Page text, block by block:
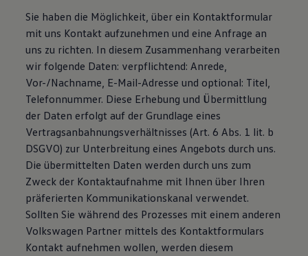
Bulli Magazin
Fahrzeugabholung ab Werk
Uptime
Sie haben die Möglichkeit, über ein Kontaktformular
mit uns Kontakt aufzunehmen und eine Anfrage an
uns zu richten. In diesem Zusammenhang verarbeiten
wir folgende Daten: verpflichtend: Anrede,
Vor-/Nachname, E-Mail-Adresse und optional: Titel,
Telefonnummer. Diese Erhebung und Übermittlung
der Daten erfolgt auf der Grundlage eines
Vertragsanbahnungsverhältnisses (Art. 6 Abs. 1 lit. b
DSGVO) zur Unterbreitung eines Angebots durch uns.
Die übermittelten Daten werden durch uns zum
Zweck der Kontaktaufnahme mit Ihnen über Ihren
präferierten Kommunikationskanal verwendet.
Sollten Sie während des Prozesses mit einem anderen
Volkswagen Partner mittels des Kontaktformulars
Kontakt aufnehmen wollen, werden diesem